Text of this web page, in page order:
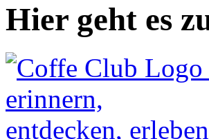
Hier geht es